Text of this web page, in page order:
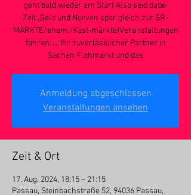
geht bald wieder am Start Also seid dabei
Zeit ,Geld und Nerven spar gleich zur SR-
MÄRKTE/ehem./Kast-märkte)Veranstaltungen
fahren..... Ihr zuverlässlicher Partner in
Sachen Flohmarkt und das
Anmeldung abgeschlossen
Veranstaltungen ansehen
Zeit & Ort
17. Aug. 2024, 18:15 – 21:15
Passau, Steinbachstraße 52, 94036 Passau,